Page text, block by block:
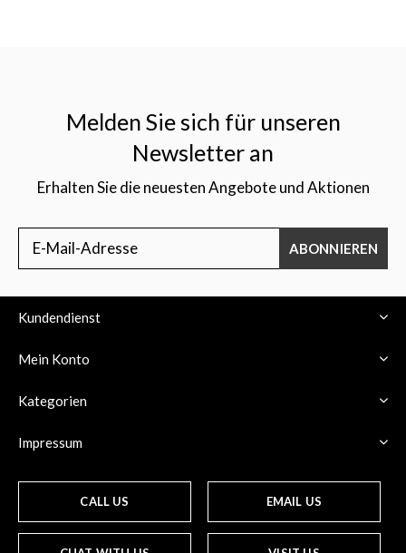
Melden Sie sich für unseren
Newsletter an
Erhalten Sie die neuesten Angebote und Aktionen
ABONNIEREN
Kundendienst
Mein Konto
Kategorien
Impressum
CALL US EMAIL US